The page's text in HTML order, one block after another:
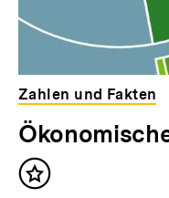
Zahlen und Fakten
Inhalt